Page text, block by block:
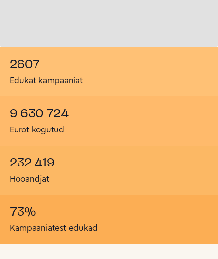
2607
Edukat kampaaniat
9 630 724
Eurot kogutud
232 419
Hooandjat
73%
Kampaaniatest edukad